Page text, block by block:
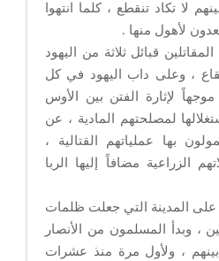
لا تكاد تنقطع ، كلما انتهوا
لأهول منها .
قبائل ثلاثة من اليهود
، وعلى داب اليهود في كل
لإثارة الفتن بين الأوس
لمصلحتهم المادية ، عن
بها عملياتهم القتالية ،
الزراعية مضافاً إليها الربا
على المدينة التي جعلت ظلمات
، وبدأ المسلمون من الأنصار
، ولأول مرة منذ عشرات